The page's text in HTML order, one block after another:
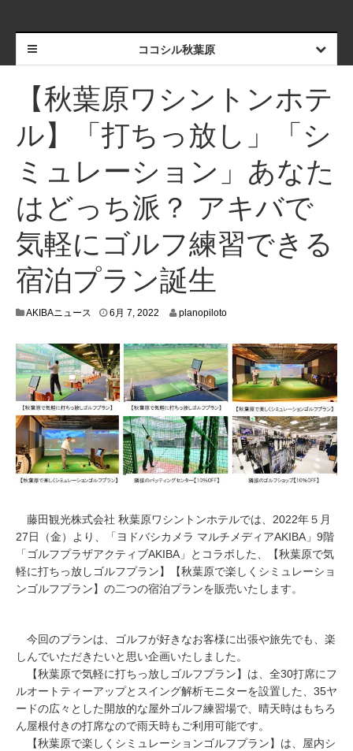
ココシル秋葉原
【秋葉原ワシントンホテ
ル】「打ちっ放し」「シ
ミュレーション」あなた
はどっち派？ アキバで
気軽にゴルフ練習できる
宿泊プラン誕生
AKIBAニュース 6月 7, 2022
,
2
0
2
2
planopiloto
藤田観光株式会社 秋葉原ワシントンホテルでは、2022年５月
27日（金）より、「ヨドバシカメラ マルチメディアAKIBA」9階
「ゴルフプラザアクティブAKIBA」とコラボした、【秋葉原で気
軽に打ちっ放しゴルフプラン】【秋葉原で楽しくシミュレーショ
ンゴルフプラン】の二つの宿泊プランを販売いたします。
今回のプランは、ゴルフが好きなお客様に出張や旅先でも、楽
しんでいただきたいと思い企画いたしました。
【秋葉原で気軽に打ちっ放しゴルフプラン】は、全30打席にフ
ルオートティーアップとスイング解析モニターを設置した、35ヤ
ードの広々とした開放的な屋外ゴルフ練習場で、晴天時はもちろ
ん屋根付きの打席なので雨天時もご利用可能です。
【秋葉原で楽しくシミュレーションゴルフプラン】は、屋内シ